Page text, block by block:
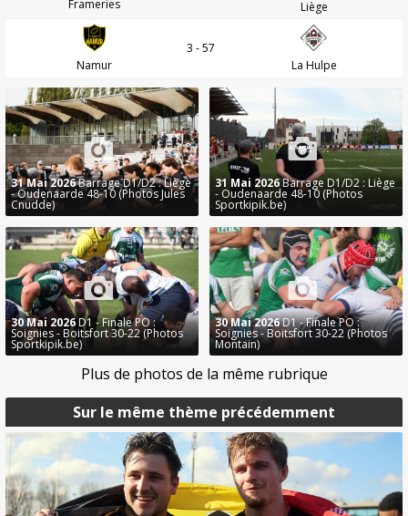
Sur le même thème précédemment
Frameries
Liège
Namur
3 - 57
La Hulpe
31 Mai 2026Barrage D1/D2 : Liège
- Oudenaarde 48-10 (Photos Jules
Cnudde)
31 Mai 2026Barrage D1/D2 : Liège
- Oudenaarde 48-10 (Photos
Sportkipik.be)
30 Mai 2026D1 - Finale PO :
Soignies - Boitsfort 30-22 (Photos
Sportkipik.be)
30 Mai 2026D1 - Finale PO :
Soignies - Boitsfort 30-22 (Photos
Montain)
Plus de photos de la même rubrique